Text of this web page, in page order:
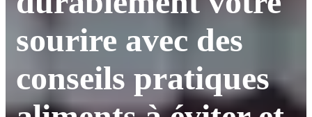
sourire avec des
conseils pratiques